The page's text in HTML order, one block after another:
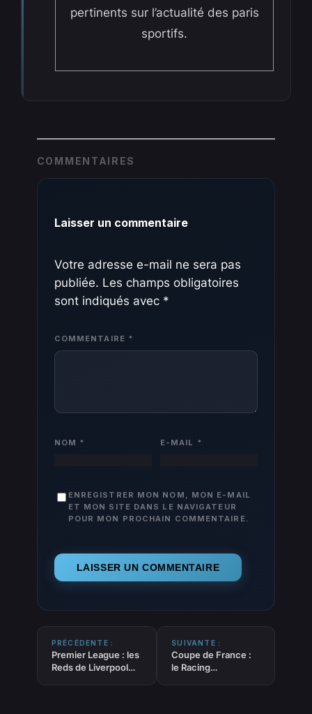
pertinents sur l’actualité des paris
sportifs.
COMMENTAIRES
Laisser un commentaire
Votre adresse e-mail ne sera pas
publiée. Les champs obligatoires
sont indiqués avec *
COMMENTAIRE *
NOM * E-MAIL *
ENREGISTRER MON NOM, MON E-MAIL
ET MON SITE DANS LE NAVIGATEUR
POUR MON PROCHAIN COMMENTAIRE.
PRÉCÉDENTE :
Premier League : les
Reds de Liverpool
SUIVANTE :
Coupe de France :
le Racing